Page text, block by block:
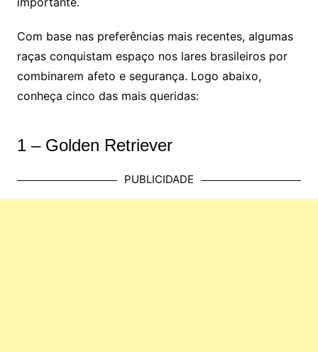
Com base nas preferências mais recentes, algumas
raças conquistam espaço nos lares brasileiros por
combinarem afeto e segurança. Logo abaixo,
conheça cinco das mais queridas:
1 – Golden Retriever
PUBLICIDADE